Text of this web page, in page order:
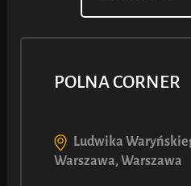
POLNA CORNER
Ludwika
Warszawa, Warszawa